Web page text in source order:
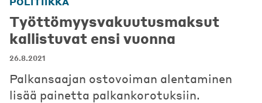
Työttömyysvakuutusmaksut
kallistuvat ensi vuonna
26.8.2021
Palkansaajan ostovoiman alentaminen
lisää painetta palkankorotuksiin.